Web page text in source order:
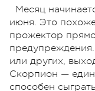
Месяц
июня. Это
прожектор
или других,
Скорпион —
способен